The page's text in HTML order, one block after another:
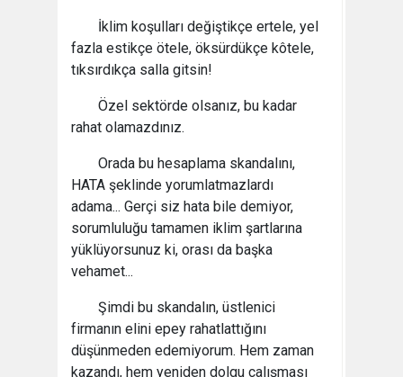
İklim koşulları değiştikçe ertele, yel
fazla estikçe ötele, öksürdükçe kôtele,
tıksırdıkça salla gitsin!
Özel sektörde olsanız, bu kadar
rahat olamazdınız.
Orada bu hesaplama skandalını,
HATA şeklinde yorumlatmazlardı
adama... Gerçi siz hata bile demiyor,
sorumluluğu tamamen iklim şartlarına
yüklüyorsunuz ki, orası da başka
vehamet...
Şimdi bu skandalın, üstlenici
firmanın elini epey rahatlattığını
düşünmeden edemiyorum. Hem zaman
kazandı, hem yeniden dolgu çalışması